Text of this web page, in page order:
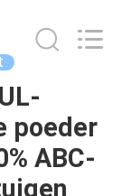
poeder
ABC-